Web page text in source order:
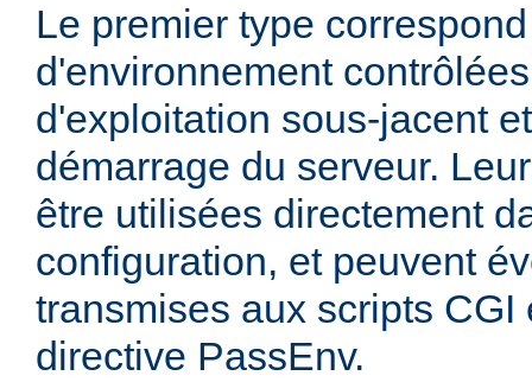
Le premier type
d'environnement
d'exploitation sous-jacent
démarrage du serveur.
être utilisées directement
configuration, et peuvent
transmises aux scripts CGI
directive PassEnv.